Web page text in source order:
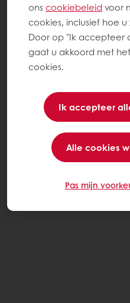
ons ​​cookiebeleid voor
cookies, inclusief hoe
Door op "Ik accepteer
gaat u akkoord met
cookies.
Ik accepteer
Alle cookies
Pas mijn